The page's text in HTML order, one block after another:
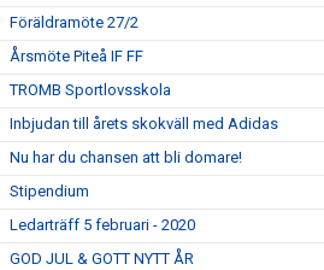
Föräldramöte 27/2
Årsmöte Piteå IF FF
TROMB Sportlovsskola
Inbjudan till årets skokväll med Adidas
Nu har du chansen att bli domare!
Stipendium
Ledarträff 5 februari - 2020
GOD JUL & GOTT NYTT ÅR